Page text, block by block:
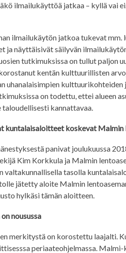
ilmailukäyttöä jatkaa – kyllä vai
ilmailukäytön jatkoa tukevat
ja näyttäisivät säilyvän
tutkimuksissa on tullut paljon
kentän kulttuurillisten
uhanalaisimpien
on todettu, ettei alueen
taloudellisesti kannattavaa.
kuntalaisaloitteet koskevat Malmin
panivat joulukuussa
Kim Korkkula ja Malmin
valtakunnallisella tasolla
jätetty aloite Malmin
hylkäsi tämän aloitteen.
nousussa
merkitystä on korostettu laajalti.
periaateohjelmassa.